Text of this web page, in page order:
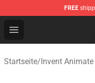
FREE
Open menu
Invent Animate
Startseite/Invent